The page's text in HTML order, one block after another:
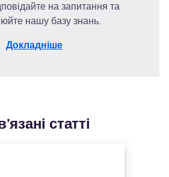
на запитання та
нашу базу знань.
Докладніше
статті